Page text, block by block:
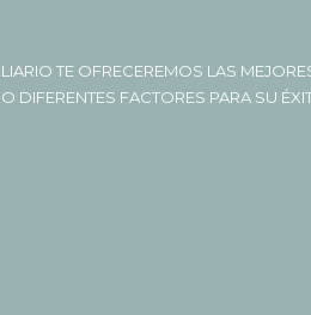
TE OFRECEREMOS LAS
DIFERENTES FACTORES PARA SU